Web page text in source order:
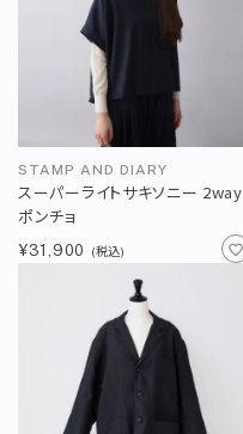
STAMP AND DIARY
スーパーライトサキソニー 2way
ポンチョ
¥31,900 (税込)